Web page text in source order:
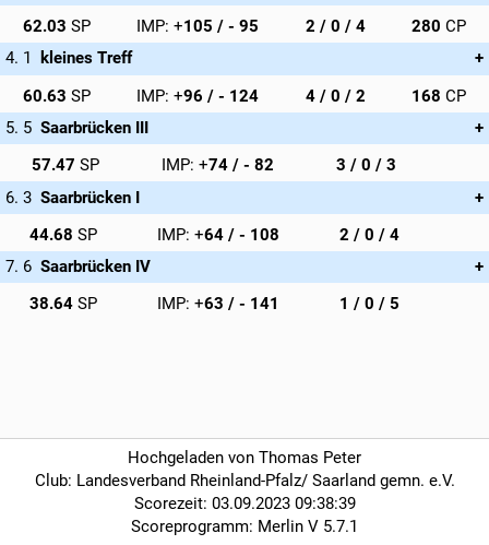
Helene Britz-Cocker (70 CP), Bernd Schlenker (70 CP), Rita
Degott (70 CP), Dr. Ernst Jürgen Bartels (70 CP)
62.03 105 2 / 0 / 4
280
kleines Treff
Hans van Berendonck (42 CP), Piotr Weglinski (42 CP), Victoria
Di Bacco (42 CP), Andreas Bauer (42 CP)
60.63 96 4 / 0 / 2
168
Saarbrücken III
Arno Kuhn, Ute Bayer, Claudia Ehehalt, Helmut Hunsicker
57.47 74
3 / 0 / 3
Saarbrücken I
Thomas Schmitt, Paul Ferdinand Büntemeyer, Maria
Spangemacher, Regine Bartels
44.68 64
2 / 0 / 4
Saarbrücken IV
Christel Bernard, Ursula Höck-Steiner, Regina Schlösser, Helene
38.64 63 1 / 0 / 5
Hochgeladen von Thomas Peter
Club: Landesverband Rheinland-Pfalz/ Saarland gemn. e.V.
Scorezeit: 03.09.2023 09:38:39
Scoreprogramm: Merlin V 5.7.1